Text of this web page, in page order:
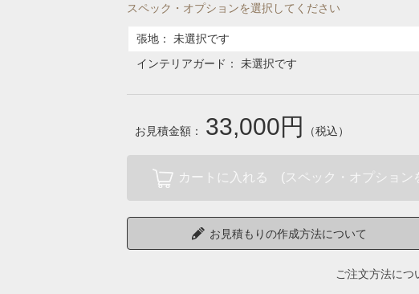
スペック・オプションを選択してください
張地 ：
未選択です
インテリアガード ： 未選択です
お見積金額： 33,000円 （税込）
カートに入れる (スペック・オプション
お見積もりの作成方法について
ご注文方法につ